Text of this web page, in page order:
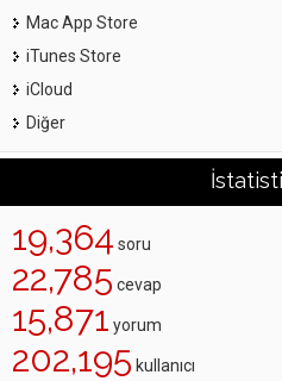
Mac App Store
iTunes Store
iCloud
Diğer
19,364 soru
22,785 cevap
15,871 yorum
202,195 kullanıcı